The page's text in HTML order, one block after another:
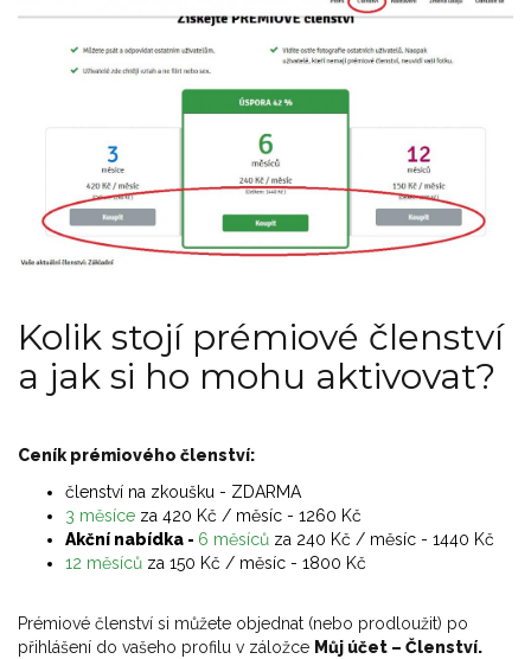
Kolik stojí prémiové členství
a jak si ho mohu aktivovat?
Ceník prémiového členství:
členství na zkoušku - ZDARMA
3 měsíce za 420 Kč / měsíc - 1260 Kč
Akční nabídka - 6 měsíců za 240 Kč / měsíc - 1440 Kč
12 měsíců za 150 Kč / měsíc - 1800 Kč
Prémiové členství si můžete objednat (nebo prodloužit) po
přihlášení do vašeho profilu v záložce Můj účet – Členství.